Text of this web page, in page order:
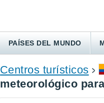
PAÍSES DEL MUNDO
ENCONTRAR UN HOTEL
Centros turísticos
meteorológico